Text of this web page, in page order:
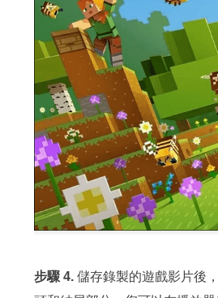
步驟 4. 儲存錄製的遊戲影片後